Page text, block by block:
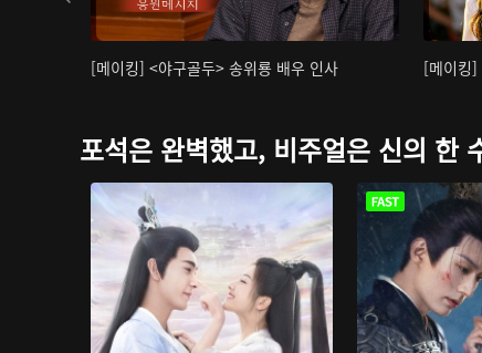
[메이킹] <야구골두> 송위룡 배우 인사 [메이킹]
포석은 완벽했고, 비주얼은 신의 한